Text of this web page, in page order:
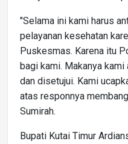
"Selama ini kami harus
pelayanan kesehatan
Puskesmas. Karena itu
bagi kami. Makanya kami
dan disetujui. Kami
atas responnya
Sumirah.
Bupati Kutai Timur